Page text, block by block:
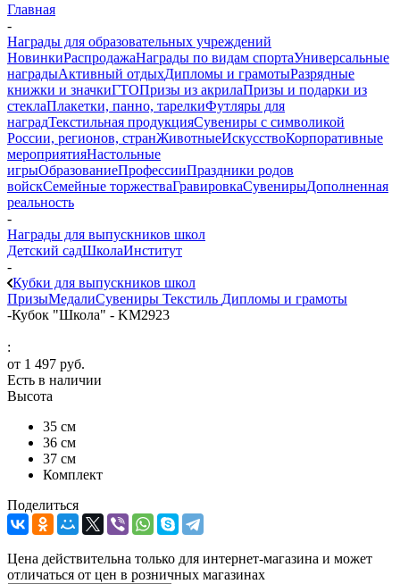
Главная
-
Награды для образовательных учреждений
НовинкиРаспродажаНаграды по видам спортаУниверсальные
наградыАктивный отдыхДипломы и грамотыРазрядные
книжки и значкиГТОПризы из акрилаПризы и подарки из
стеклаПлакетки, панно, тарелкиФутляры для
наградТекстильная продукцияСувениры с символикой
России, регионов, странЖивотныеИскусствоКорпоративные
мероприятияНастольные
игрыОбразованиеПрофессииПраздники родов
войскСемейные торжестваГравировкаСувенирыДополненная
реальность
-
Награды для выпускников школ
Детский садШколаИнститут
-
Кубки для выпускников школ
ПризыМедалиСувениры Текстиль Дипломы и грамоты
-Кубок "Школа" - KM2923
:
от 1 497 руб.
Есть в наличии
Высота
35 см
36 см
37 см
Комплект
Поделиться
Цена действительна только для интернет-магазина и может
отличаться от цен в розничных магазинах